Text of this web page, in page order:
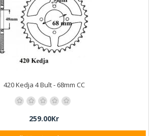
420 Kedja 4 Bult - 68mm CC
259.00Kr